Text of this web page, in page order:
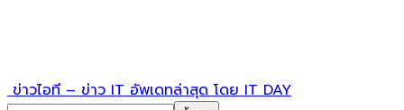
ข่าวไอที – ข่าว IT อัพเดทล่าสุด โดย IT DAY